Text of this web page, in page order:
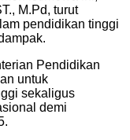
M.Pd, turut
pendidikan tinggi
Pendidikan
untuk
sekaligus
demi